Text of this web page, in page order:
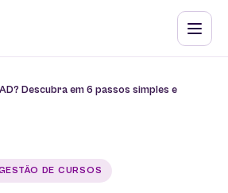
Descubra em 6 passos simples e
DE CURSOS